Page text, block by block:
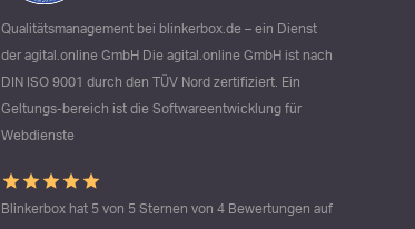
Qualitätsmanagement bei blinkerbox.de – ein Dienst
der agital.online GmbH Die agital.online GmbH ist nach
DIN ISO 9001 durch den TÜV Nord zertifiziert. Ein
Geltungs-bereich ist die Softwareentwicklung für
Webdienste
Blinkerbox hat 5 von 5 Sternen von 4 Bewertungen auf